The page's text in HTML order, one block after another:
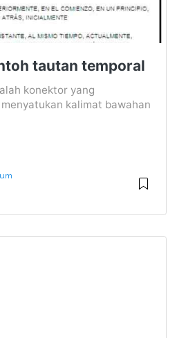
tautan temporal
konektor yang
kalimat bawahan